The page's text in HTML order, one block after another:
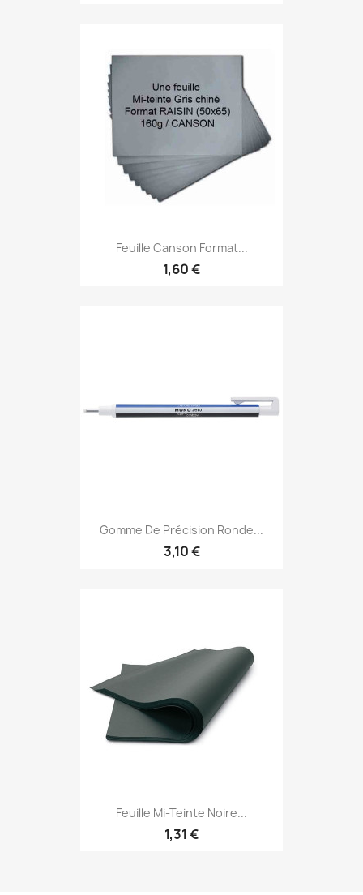
Feuille Canson Format...
1,60 €
Gomme De Précision Ronde...
3,10 €
Feuille Mi-Teinte Noire...
1,31 €